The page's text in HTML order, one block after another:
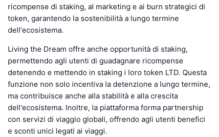
ricompense di staking, al marketing e ai burn strategici di
token, garantendo la sostenibilità a lungo termine
dell'ecosistema.
Living the Dream offre anche opportunità di staking,
permettendo agli utenti di guadagnare ricompense
detenendo e mettendo in staking i loro token LTD. Questa
funzione non solo incentiva la detenzione a lungo termine,
ma contribuisce anche alla stabilità e alla crescita
dell'ecosistema. Inoltre, la piattaforma forma partnership
con servizi di viaggio globali, offrendo agli utenti benefici
e sconti unici legati ai viaggi.